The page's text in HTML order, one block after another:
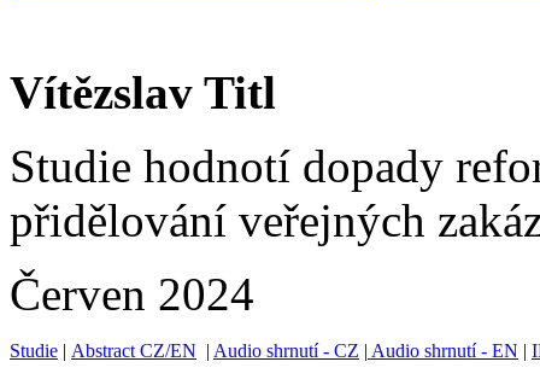
Vítězslav Titl
Studie hodnotí dopady
přidělování veřejných
Červen 2024
Studie | Abstract CZ/EN | Audio shrnutí - CZ | Audio shrnutí - EN |